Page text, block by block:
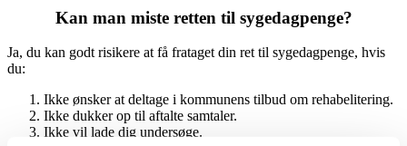
Kan man miste retten til sygedagpenge?
Ja, du kan godt risikere at få frataget din ret til sygedagpenge, hvis
du:
Ikke ønsker at deltage i kommunens tilbud om rehabelitering.
Ikke dukker op til aftalte samtaler.
Ikke vil lade dig undersøge.